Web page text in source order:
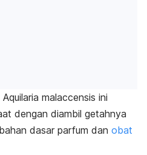
Aquilaria malaccensis ini
dengan diambil getahnya
dasar parfum dan obat